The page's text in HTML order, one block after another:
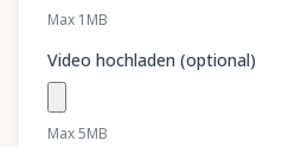
Max 1MB
Video hochladen (optional)
Max 5MB